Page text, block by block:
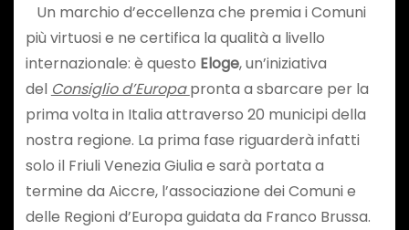
Un marchio d’eccellenza che premia i Comuni
più virtuosi e ne certifica la qualità a livello
internazionale: è questo Eloge, un’iniziativa
del Consiglio d’Europapronta a sbarcare per la
prima volta in Italia attraverso 20 municipi della
nostra regione. La prima fase riguarderà infatti
solo il Friuli Venezia Giulia e sarà portata a
termine da Aiccre, l’associazione dei Comuni e
delle Regioni d’Europa guidata da Franco Brussa.